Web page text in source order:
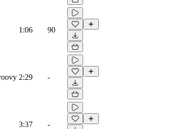
1:06 90
2:29 -
3:37 -